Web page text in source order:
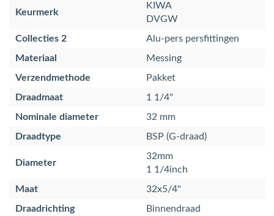
Keurmerk
KIWA
DVGW
Collecties 2
Alu-pers persfittingen
Materiaal
Messing
Verzendmethode
Pakket
Draadmaat
1 1/4"
Nominale diameter
32 mm
Draadtype
BSP (G-draad)
Diameter
32mm
1 1/4inch
Maat
32x5/4"
Draadrichting
Binnendraad